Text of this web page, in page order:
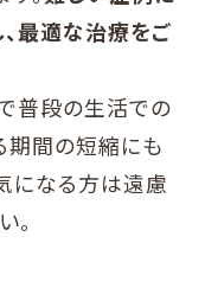
最適な治療をご
普段の生活での
期間の短縮にも
になる方は遠慮
。